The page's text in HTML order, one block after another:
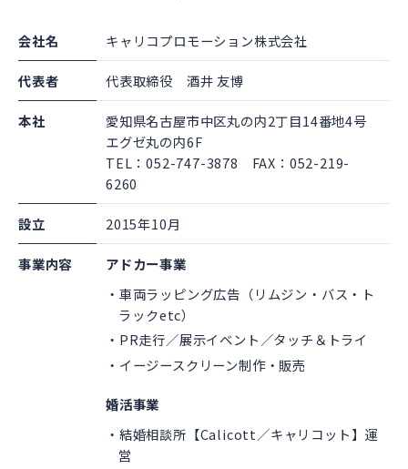
会社名 キャリコプロモーション株式会社
代表者 代表取締役 酒井 友博
本社
愛知県名古屋市中区丸の内2丁目14番地4号
エグゼ丸の内6F
TEL：052-747-3878 FAX：052-219-
6260
設立 2015年10月
事業内容
アドカー事業
車両ラッピング広告（リムジン・バス・ト
ラックetc）
PR走行／展示イベント／タッチ＆トライ
イージースクリーン制作・販売
婚活事業
結婚相談所【Calicott／キャリコット】運
営